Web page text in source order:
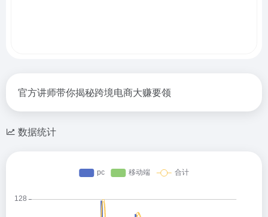
官方讲师带你揭秘跨境电商大赚要领
数据统计